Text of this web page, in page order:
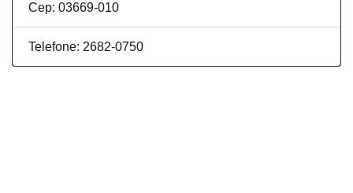
Cep: 03669-010
Telefone: 2682-0750